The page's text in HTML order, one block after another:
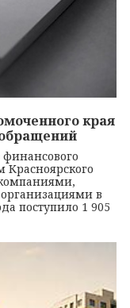
края
в
поступило 1 905